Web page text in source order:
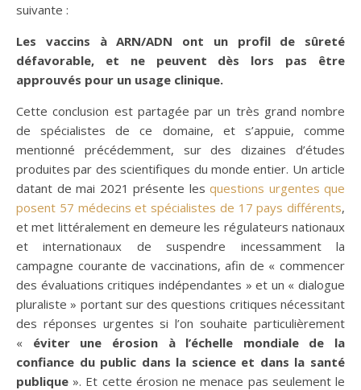
suivante :
Les vaccins à ARN/ADN ont un profil de sûreté
défavorable, et ne peuvent dès lors pas être
approuvés pour un usage clinique.
Cette conclusion est partagée par un très grand nombre
de spécialistes de ce domaine, et s’appuie, comme
mentionné précédemment, sur des dizaines d’études
produites par des scientifiques du monde entier. Un article
datant de mai 2021 présente les questions urgentes que
posent 57 médecins et spécialistes de 17 pays différents,
et met littéralement en demeure les régulateurs nationaux
et internationaux de suspendre incessamment la
campagne courante de vaccinations, afin de « commencer
des évaluations critiques indépendantes » et un « dialogue
pluraliste » portant sur des questions critiques nécessitant
des réponses urgentes si l’on souhaite particulièrement
« éviter une érosion à l’échelle mondiale de la
confiance du public dans la science et dans la santé
publique ». Et cette érosion ne menace pas seulement le